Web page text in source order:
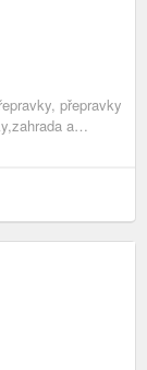
přepravky
a
zahrady,zahrada